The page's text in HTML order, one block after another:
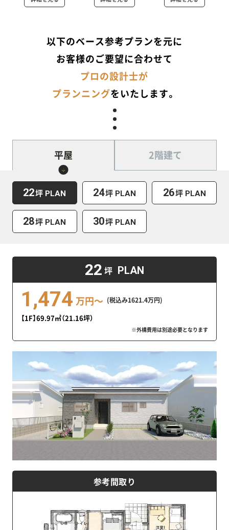
以下のベース参考プランを元に
お客様のご要望に合わせて
プロの設計士が
プランニングをいたします。
平屋 2階建て
22坪 PLAN 24坪 PLAN 26坪 PLAN
28坪 PLAN 30坪 PLAN
22 坪 PLAN
1,474 万円～ (税込み1621.4万円)
【1F】69.97㎡（21.16坪）
※外構費用は別途必要となります
参考間取り